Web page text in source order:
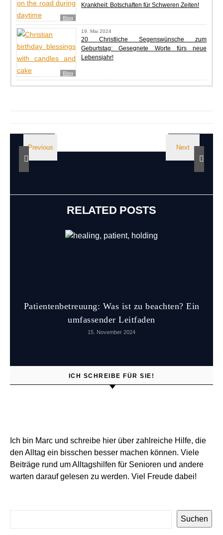
Blog
Krankheit: Botschaften für Schweren Zeiten!
Blog
19. Mai 2024
20 Christliche Segenswünsche zum
Geburtstag: Gesegnete Worte fürs neue
Lebensjahr!
RELATED POSTS
Patientenbetreuung: Was ist zu beachten? Ein
umfassender Leitfaden
15. November 2024
ICH SCHREIBE FÜR SIE!
Ich bin Marc und schreibe hier über zahlreiche Hilfe, die
den Alltag ein bisschen besser machen können. Viele
Beiträge rund um Alltagshilfen für Senioren und andere
warten darauf gelesen zu werden. Viel Freude dabei!
Suchen